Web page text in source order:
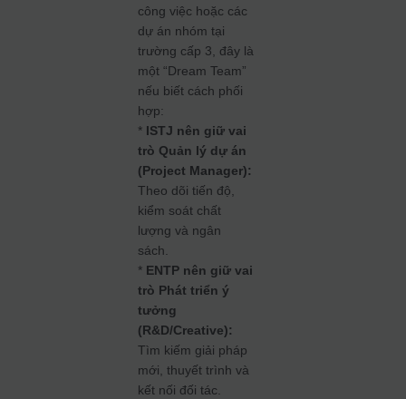
công việc hoặc các
dự án nhóm tại
trường cấp 3, đây là
một “Dream Team”
nếu biết cách phối
hợp:
* ISTJ nên giữ vai
trò Quản lý dự án
(Project Manager):
Theo dõi tiến độ,
kiểm soát chất
lượng và ngân
sách.
* ENTP nên giữ vai
trò Phát triển ý
tưởng
(R&D/Creative):
Tìm kiếm giải pháp
mới, thuyết trình và
kết nối đối tác.